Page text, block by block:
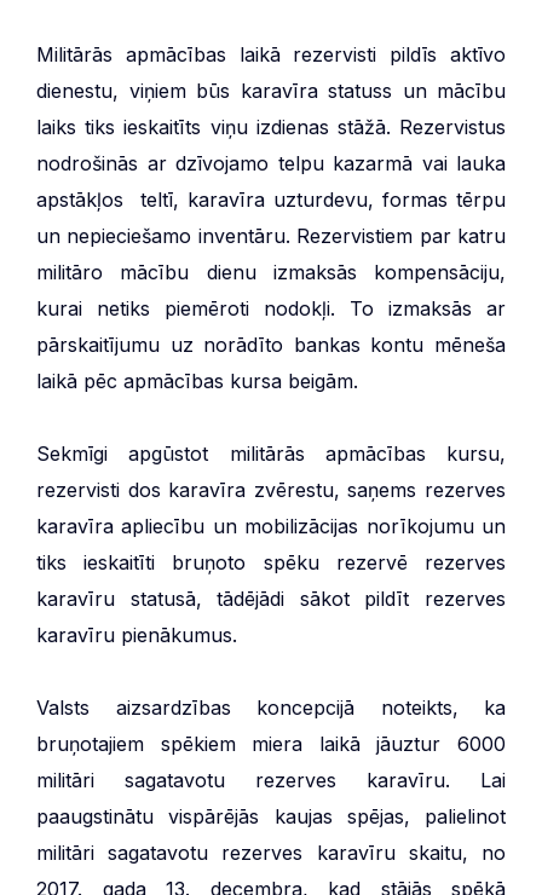
Militārās apmācības laikā rezervisti pildīs aktīvo
dienestu, viņiem būs karavīra statuss un mācību
laiks tiks ieskaitīts viņu izdienas stāžā. Rezervistus
nodrošinās ar dzīvojamo telpu kazarmā vai lauka
apstākļos teltī, karavīra uzturdevu, formas tērpu
un nepieciešamo inventāru. Rezervistiem par katru
militāro mācību dienu izmaksās kompensāciju,
kurai netiks piemēroti nodokļi. To izmaksās ar
pārskaitījumu uz norādīto bankas kontu mēneša
laikā pēc apmācības kursa beigām.
Sekmīgi apgūstot militārās apmācības kursu,
rezervisti dos karavīra zvērestu, saņems rezerves
karavīra apliecību un mobilizācijas norīkojumu un
tiks ieskaitīti bruņoto spēku rezervē rezerves
karavīru statusā, tādējādi sākot pildīt rezerves
karavīru pienākumus.
Valsts aizsardzības koncepcijā noteikts, ka
bruņotajiem spēkiem miera laikā jāuztur 6000
militāri sagatavotu rezerves karavīru. Lai
paaugstinātu vispārējās kaujas spējas, palielinot
militāri sagatavotu rezerves karavīru skaitu, no
2017. gada 13. decembra, kad stājās spēkā